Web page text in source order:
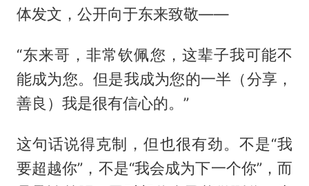
体发文，公开向于东来致敬——
“东来哥，非常钦佩您，这辈子我可能不
能成为您。但是我成为您的一半（分享，
善良）我是很有信心的。”
这句话说得克制，但也很有劲。不是“我
要超越你”，不是“我会成为下一个你”，而